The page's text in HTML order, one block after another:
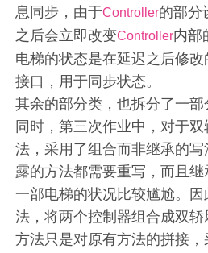
息同步，由于Controller的部分
之后会立即改变Controller内部
电梯的状态是在延迟之后修
接口，用于同步状态。
其余的部分类，也拆分了一部
同时，第三次作业中，对于
法，采用了组合而非继承的
露的方法都需要重写，而且
一部电梯的状况比较尴尬。
法，将两个控制器组合成双
方法只是对原有方法的拼接